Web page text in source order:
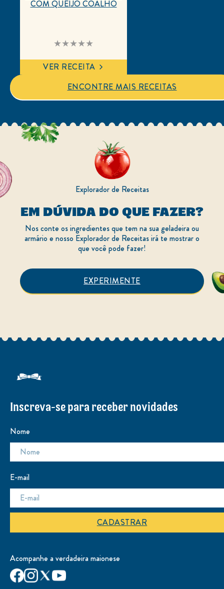
Nenhuma
avaliação
para
este
COM QUEIJO COALHO
VER RECEITA
ENCONTRE MAIS RECEITAS
Explorador de Receitas
EM DÚVIDA DO QUE FAZER?
Nos conte os ingredientes que tem na sua geladeira ou
armário e nosso Explorador de Receitas irá te mostrar o
que você pode fazer!
EXPERIMENTE
Inscreva-se para receber novidades
Nome
E-mail
CADASTRAR
Acompanhe a verdadeira maionese